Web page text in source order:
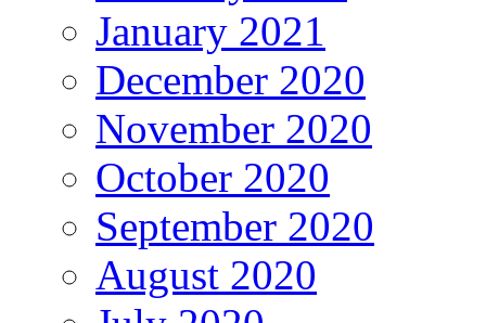
January 2021
December 2020
November 2020
October 2020
September 2020
August 2020